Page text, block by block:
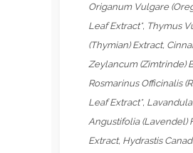
Origanum Vulgare
Leaf Extract*, Thymus
(Thymian) Extract,
Zeylancum (Zimtrinde)
Rosmarinus Officinalis
Leaf Extract*, Lavandula
Angustifolia (Lavendel)
Extract, Hydrastis